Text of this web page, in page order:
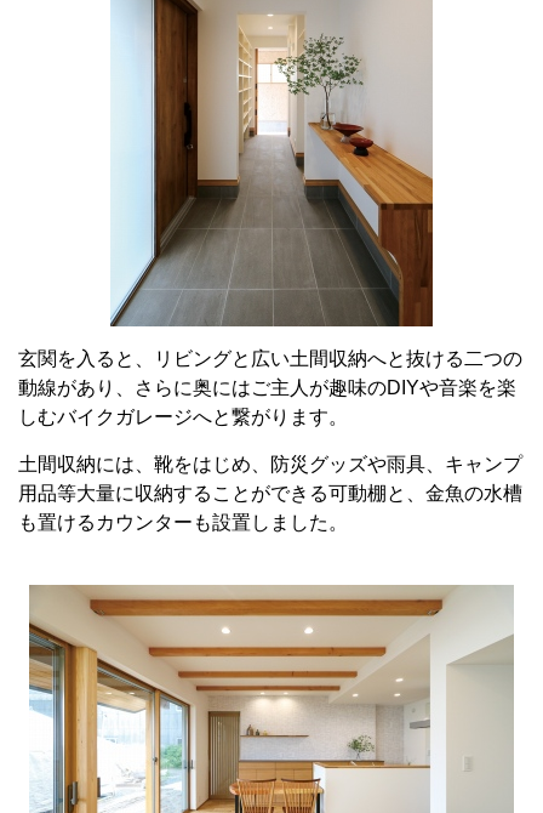
玄関を入ると、リビングと広い土間収納へと抜ける二つの
動線があり、さらに奥にはご主人が趣味のDIYや音楽を楽
しむバイクガレージへと繋がります。
土間収納には、靴をはじめ、防災グッズや雨具、キャンプ
用品等大量に収納することができる可動棚と、金魚の水槽
も置けるカウンターも設置しました。